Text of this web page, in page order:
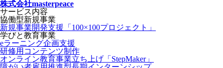
株式会社masterpeace
サービス内容
協働型新規事業
新規事業開発支援「100×100プロジェクト」
学びと教育事業
eラーニング企画支援
研修用コンテンツ制作
オンライン教育事業立ち上げ「StepMaker」